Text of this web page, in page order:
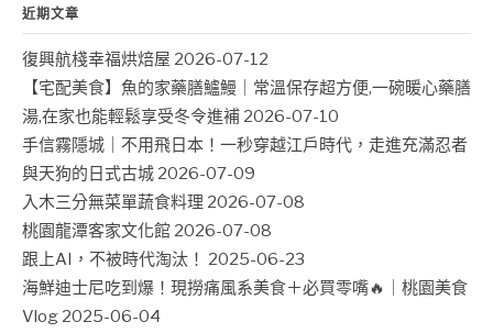
近期文章
復興航棧幸福烘焙屋 2026-07-12
【宅配美食】魚的家藥膳鱸鰻｜常溫保存超方便,一碗暖心藥膳
湯,在家也能輕鬆享受冬令進補 2026-07-10
手信霧隱城｜不用飛日本！一秒穿越江戶時代，走進充滿忍者
與天狗的日式古城 2026-07-09
入木三分無菜單蔬食料理 2026-07-08
桃園龍潭客家文化館 2026-07-08
跟上AI，不被時代淘汰！ 2025-06-23
海鮮迪士尼吃到爆！現撈痛風系美食＋必買零嘴🔥｜桃園美食
Vlog 2025-06-04